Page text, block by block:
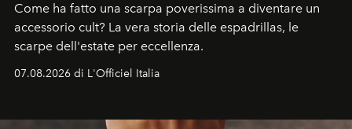
Come ha fatto una scarpa poverissima a diventare un
accessorio cult? La vera storia delle espadrillas, le
scarpe dell'estate per eccellenza.
07.08.2026 di L'Officiel Italia